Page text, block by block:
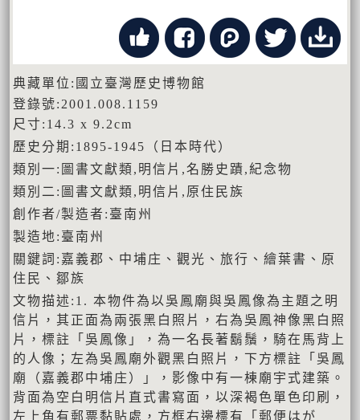
典藏單位:國立臺灣歷史博物館
登錄號:2001.008.1159
尺寸:14.3 x 9.2cm
歷史分期:1895-1945（日本時代）
類別一:圖書文獻類,明信片,名勝史蹟,紀念物
類別二:圖書文獻類,明信片,原住民族
創作者/製造者:臺南州
製造地:臺南州
關鍵詞:嘉義郡、中埔庄、觀光、旅行、繪葉書、原
住民、鄒族
文物描述:1. 本物件為以吳鳳廟與吳鳳像為主題之明
信片，其正面為兩張黑白照片，右為吳鳳神像黑白照
片，標註「吳鳳像」，為一名長著鬍鬚，騎在馬背上
的人像；左為吳鳳廟外觀黑白照片，下方標註「吳鳳
廟（嘉義郡中埔庄）」，影像中有一棟廟宇式建築。
背面為空白明信片直式書寫面，以深褐色單色印刷，
左上角有郵票黏貼處，方框右邊標有「郵便はが